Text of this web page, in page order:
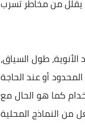
يقلل من مخاطر تسرب
طول السياق،
أو عند الحاجة
كما هو الحال مع
من النماذج المحلية